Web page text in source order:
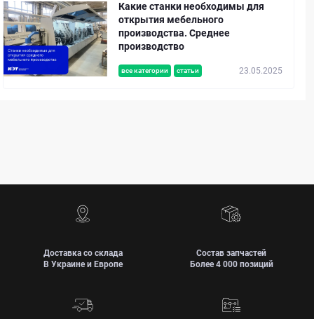
все категории статьи 23.05.2025
Какие станки необходимы для
открытия мебельного
производства. Среднее
производство
Доставка со склада
В Украине и Европе
Состав запчастей
Более 4 000 позиций